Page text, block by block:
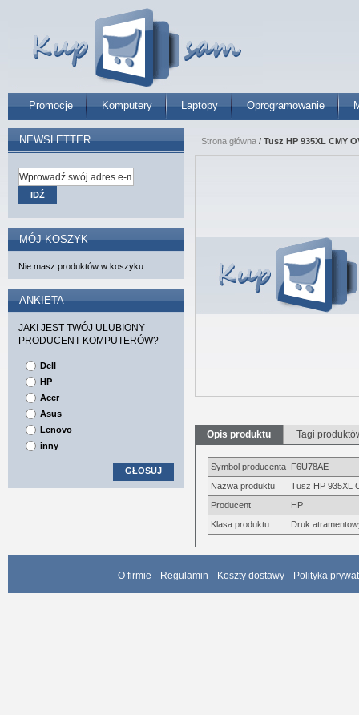
Promocje Komputery Laptopy Oprogramowanie
Strona główna / Tusz HP 935XL CMY
Opis produktu Tagi
Symbol producenta F6U78AE
Nazwa produktu
Tusz HP 935XL
Producent
HP
Klasa produktu
Druk
NEWSLETTER
IDŹ
MÓJ KOSZYK
Nie masz produktów w koszyku.
ANKIETA
JAKI JEST TWÓJ ULUBIONY
PRODUCENT KOMPUTERÓW?
Dell
HP
Acer
Asus
Lenovo
inny
GŁOSUJ
O firmie Regulamin Koszty dostawy Polityka